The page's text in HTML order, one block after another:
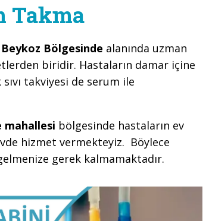
Takma
Bölgesinde alanında uzman
biridir. Hastaların damar içine
takviyesi de serum ile
mahallesi bölgesinde hastaların ev
hizmet vermekteyiz. Böylece
gerek kalmamaktadır.